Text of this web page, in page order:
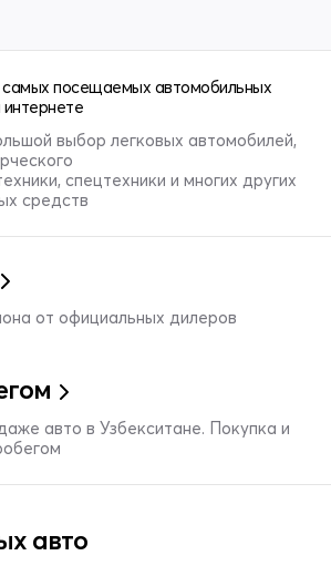
посещаемых автомобильных
выбор легковых автомобилей,
спецтехники и многих других
средств
от официальных дилеров
авто в Узбекситане. Покупка и
авто